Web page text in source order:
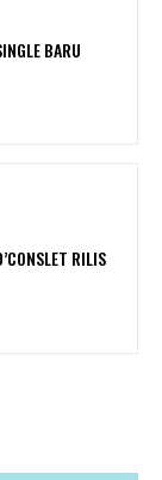
BARU
RILIS